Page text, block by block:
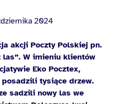
2024
akcji Poczty Polskiej pn.
las”. W imieniu klientów
Eko Pocztex,
tysiące drzew.
sadzili nowy las we